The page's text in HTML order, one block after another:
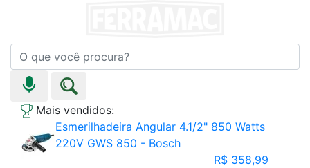
Mais vendidos:
Esmerilhadeira Angular 4.1/2" 850 Watts
220V GWS 850 - Bosch
R$ 358,99